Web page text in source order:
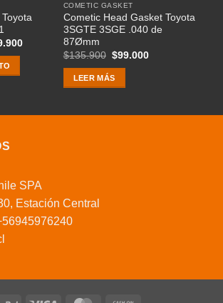
El
$1.199.900.
COMETIC GASKET
Cometic Head Gasket Toyota
3SGTE 3SGE .040 de
87Ømm
$135.900 El
original
era:
$135.900.
$99.000El
LEER MÁS
SPA
Estación Central